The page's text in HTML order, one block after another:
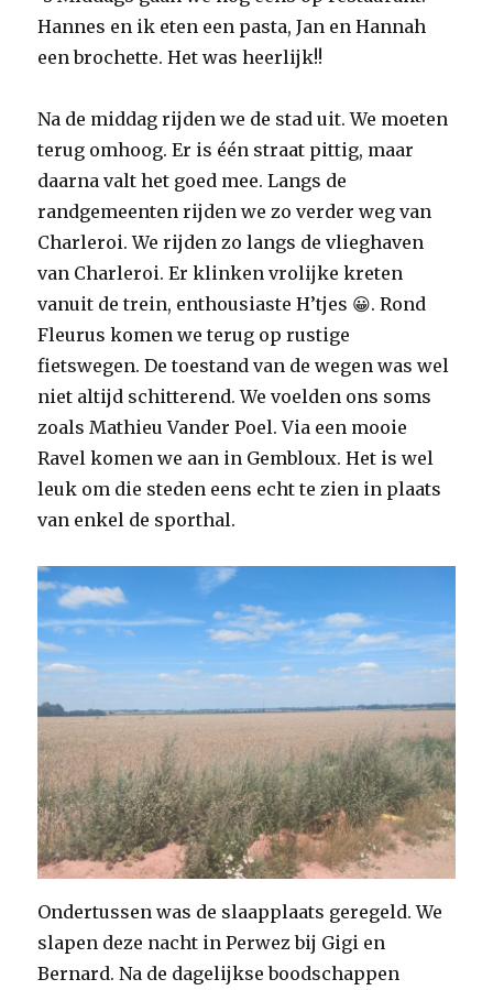
Hannes en ik eten een pasta, Jan en Hannah
een brochette. Het was heerlijk!!
Na de middag rijden we de stad uit. We moeten
terug omhoog. Er is één straat pittig, maar
daarna valt het goed mee. Langs de
randgemeenten rijden we zo verder weg van
Charleroi. We rijden zo langs de vlieghaven
van Charleroi. Er klinken vrolijke kreten
vanuit de trein, enthousiaste H’tjes 😀. Rond
Fleurus komen we terug op rustige
fietswegen. De toestand van de wegen was wel
niet altijd schitterend. We voelden ons soms
zoals Mathieu Vander Poel. Via een mooie
Ravel komen we aan in Gembloux. Het is wel
leuk om die steden eens echt te zien in plaats
van enkel de sporthal.
Ondertussen was de slaapplaats geregeld. We
slapen deze nacht in Perwez bij Gigi en
Bernard. Na de dagelijkse boodschappen